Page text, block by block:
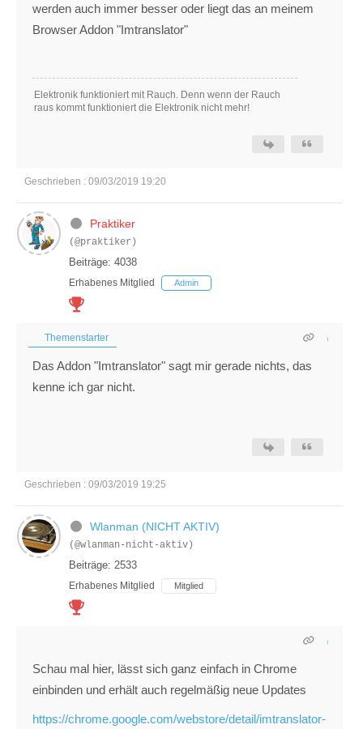
werden auch immer besser oder liegt das an meinem
Browser Addon "Imtranslator"
Elektronik funktioniert mit Rauch. Denn wenn der Rauch
raus kommt funktioniert die Elektronik nicht mehr!
Geschrieben : 09/03/2019 19:20
Praktiker
(@praktiker)
Beiträge: 4038
Erhabenes Mitglied Admin
Themenstarter
Das Addon "Imtranslator" sagt mir gerade nichts, das
kenne ich gar nicht.
Geschrieben : 09/03/2019 19:25
Wlanman (NICHT AKTIV)
(@wlanman-nicht-aktiv)
Beiträge: 2533
Erhabenes Mitglied Mitglied
Schau mal hier, lässt sich ganz einfach in Chrome
einbinden und erhält auch regelmäßig neue Updates
https://chrome.google.com/webstore/detail/imtranslator-